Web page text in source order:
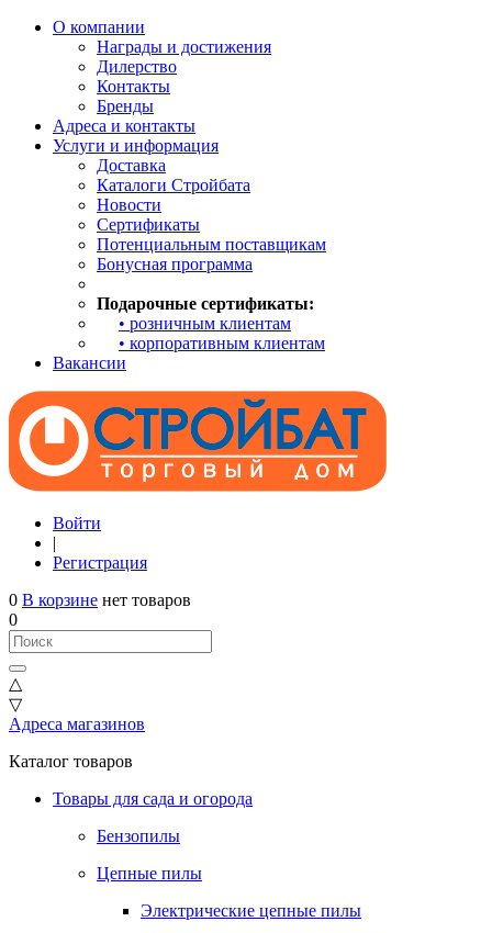
О компании
Награды и достижения
Дилерство
Контакты
Бренды
Адреса и контакты
Услуги и информация
Доставка
Каталоги Стройбата
Новости
Сертификаты
Потенциальным поставщикам
Бонусная программа
Подарочные сертификаты:
• розничным клиентам
• корпоративным клиентам
Вакансии
Войти
|
Регистрация
0 В корзине нет товаров
0
△
▽
Адреса магазинов
Каталог товаров
Товары для сада и огорода
Бензопилы
Цепные пилы
Электрические цепные пилы